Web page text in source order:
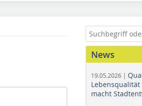
News
19.05.2026 |
macht